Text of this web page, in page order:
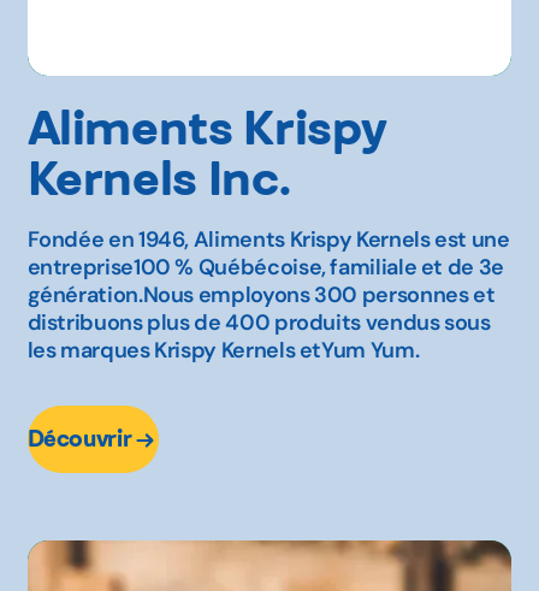
Aliments Krispy
Kernels Inc.
Fondée en 1946, Aliments Krispy Kernels est une
entreprise100 % Québécoise, familiale et de 3e
génération.Nous employons 300 personnes et
distribuons plus de 400 produits vendus sous
les marques Krispy Kernels etYum Yum.
Découvrir